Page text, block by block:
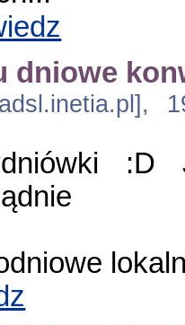
dniowe